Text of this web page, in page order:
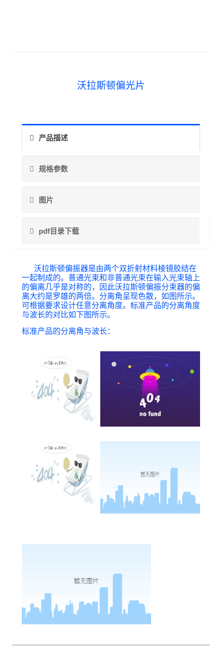
沃拉斯顿偏光片
产品描述
规格参数
图片
pdf目录下载
沃拉斯顿偏振器是由两个双折射材料棱镜胶结在
一起制成的。普通光束和非普通光束在输入光束轴上
的偏离几乎是对称的，因此沃拉斯顿偏振分束器的偏
离大约是罗雄的两倍。分离角呈现色散，如图所示。
可根据要求设计任意分离角度。标准产品的分离角度
与波长的对比如下图所示。
标准产品的分离角与波长：